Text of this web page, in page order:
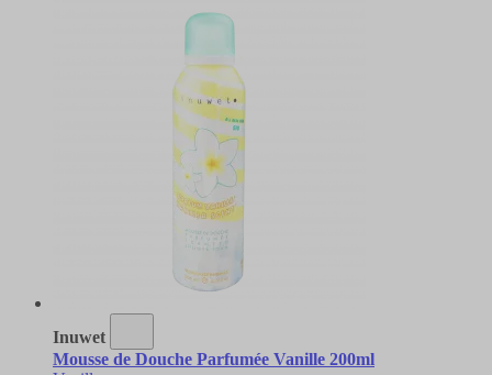
Inuwet
Mousse de Douche Parfumée Vanille 200ml